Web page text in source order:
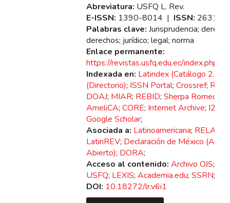
Abreviatura: USFQ L. Rev.
E-ISSN: 1390-8014 | ISSN: 2631-
Palabras clave: Jurisprudencia;
derechos; jurídico; legal; norma
Enlace permanente:
https://revistas.usfq.edu.ec/index.php/
Indexada en: Latindex (Catálogo 2.0)
(Directorio); ISSN Portal; Crossref;
DOAJ; MIAR; REBID; Sherpa Romeo
AmeliCA; CORE; Internet Archive; I2OR
Google Scholar;
Asociada a: Latinoamericana;
LatinREV; Declaración de México
Abierto); DORA;
Acceso al contenido: Archivo OJS;
USFQ; LEXIS; Academia.edu; SSRN;
DOI: 10.18272/lr.v6i1